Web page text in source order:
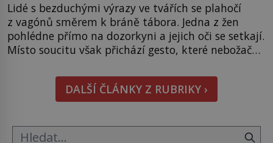
Lidé s bezduchými výrazy ve tvářích se plahočí
z vagónů směrem k bráně tábora. Jedna z žen
pohlédne přímo na dozorkyni a jejich oči se setkají.
Místo soucitu však přichází gesto, které nebožačku
Rudolf Höss (1901–1947), Josef Mengele (1911–
1979) či Heinrich Himmler (1900–1945) zná každý,
o koho se historie jen otřela. Jenže […]
DALŠÍ ČLÁNKY Z RUBRIKY ›